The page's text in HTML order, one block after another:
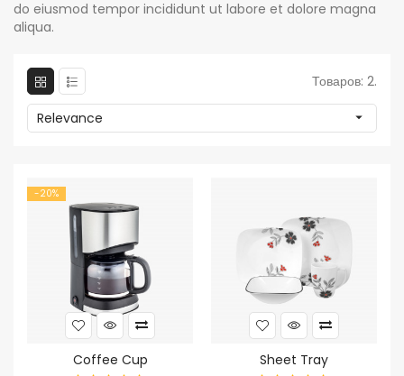
do eiusmod tempor incididunt ut labore et dolore magna
aliqua.
Товаров: 2.
Relevance 
-20%
Coffee Cup Sheet Tray